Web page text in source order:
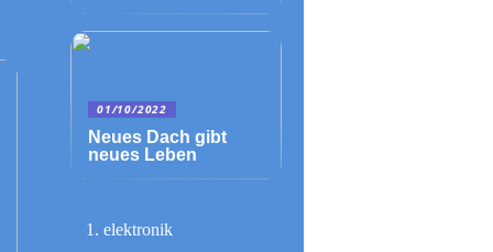
01/10/2022
Neues Dach gibt
neues Leben
elektronik